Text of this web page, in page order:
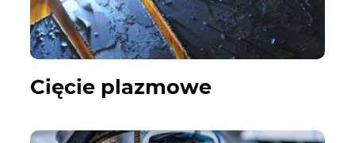
Cięcie plazmowe